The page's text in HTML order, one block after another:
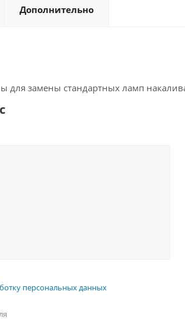
Дополнительно
для замены стандартных ламп
персональных данных